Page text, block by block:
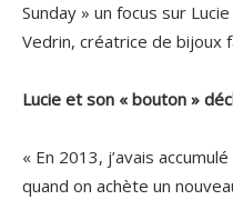
Sunday » un focus sur
Vedrin, créatrice de bijoux
Lucie et son « bouton »
« En 2013, j’avais
quand on achète un